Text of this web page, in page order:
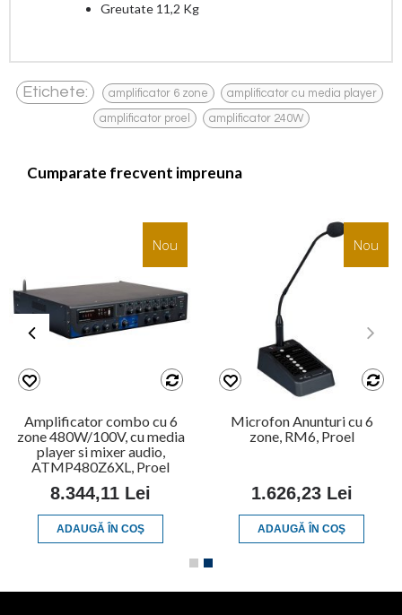
Greutate 11,2 Kg
Etichete: amplificator 6 zone amplificator cu media player
amplificator proel , amplificator 240W
Cumparate frecvent impreuna
Nou
Amplificator combo cu 6
zone 480W/100V, cu media
player si mixer audio,
ATMP480Z6XL, Proel
8.344,11 Lei
ADAUGĂ ÎN COŞ
Nou
Microfon Anunturi cu 6
zone, RM6, Proel
1.626,23 Lei
ADAUGĂ ÎN COŞ